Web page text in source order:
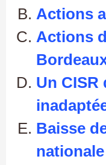
Actions
Actions
Un
Baisse